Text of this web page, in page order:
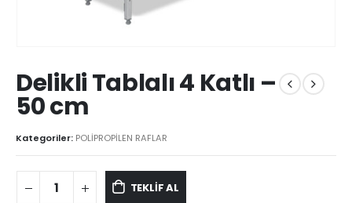
Delikli Tablalı 4 Katlı –
50 cm
Kategoriler: POLİPROPİLEN RAFLAR
TEKLİF AL